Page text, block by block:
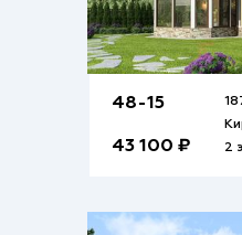
48-15
43 100 ₽
2